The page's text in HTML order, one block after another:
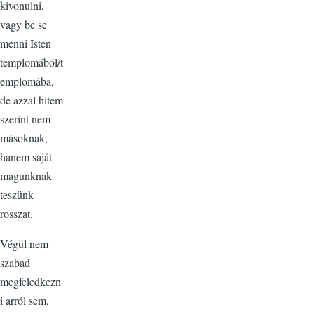
kivonulni,
vagy be se
menni Isten
templomából/t
emplomába,
de azzal hitem
szerint nem
másoknak,
hanem saját
magunknak
teszünk
rosszat.
Végül nem
szabad
megfeledkezn
i arról sem,